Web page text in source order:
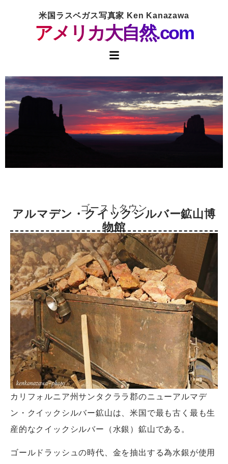
米国ラスベガス写真家 Ken Kanazawa
アメリカ大自然.com
ゴーストタウン
アルマデン・クイックシルバー鉱山博
物館
カリフォルニア州サンタクララ郡のニューアルマデ
ン・クイックシルバー鉱山は、米国で最も古く最も生
産的なクイックシルバー（水銀）鉱山である。
ゴールドラッシュの時代、金を抽出する為水銀が使用